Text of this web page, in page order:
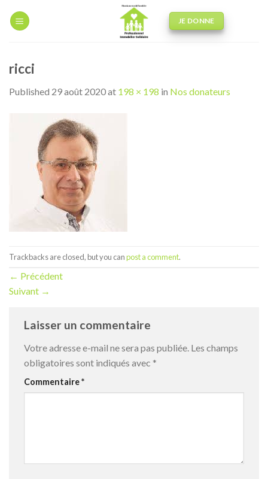
JE DONNE
ricci
Published 29 août 2020at 198 × 198 in Nos donateurs
Trackbacks are closed, but you canpost a comment.
← Précédent
Suivant →
Laisser un commentaire
Votre adresse e-mail ne sera pas publiée. Les champs
obligatoires sont indiqués avec *
Commentaire*